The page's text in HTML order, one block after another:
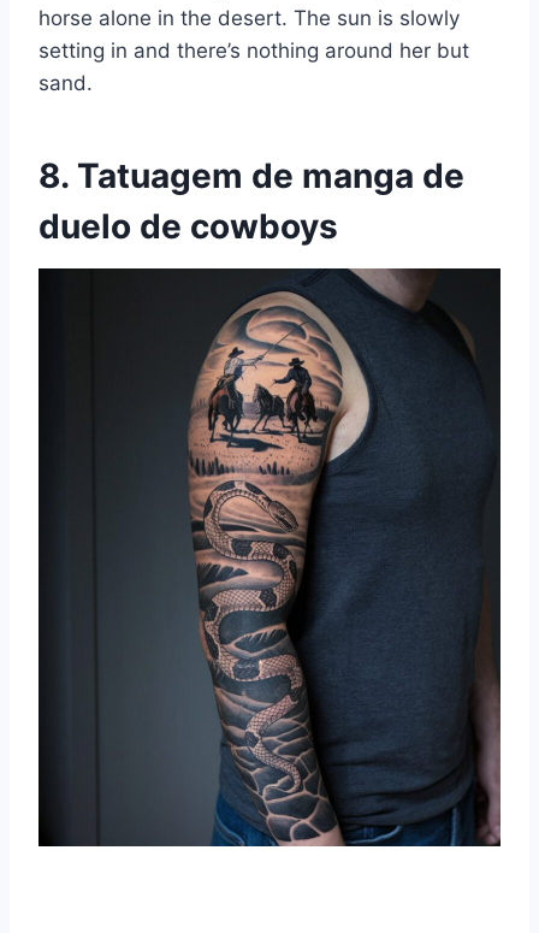
horse alone in the desert. The sun is slowly
setting in and there’s nothing around her but
sand.
8. Tatuagem de manga de
duelo de cowboys